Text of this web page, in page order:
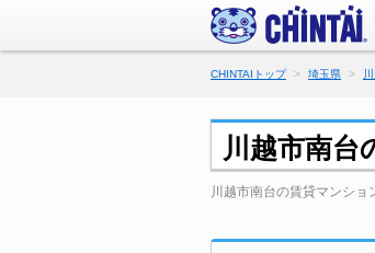
CHINTAIトップ 埼玉県
川越市南台
川越市南台の賃貸マンシ